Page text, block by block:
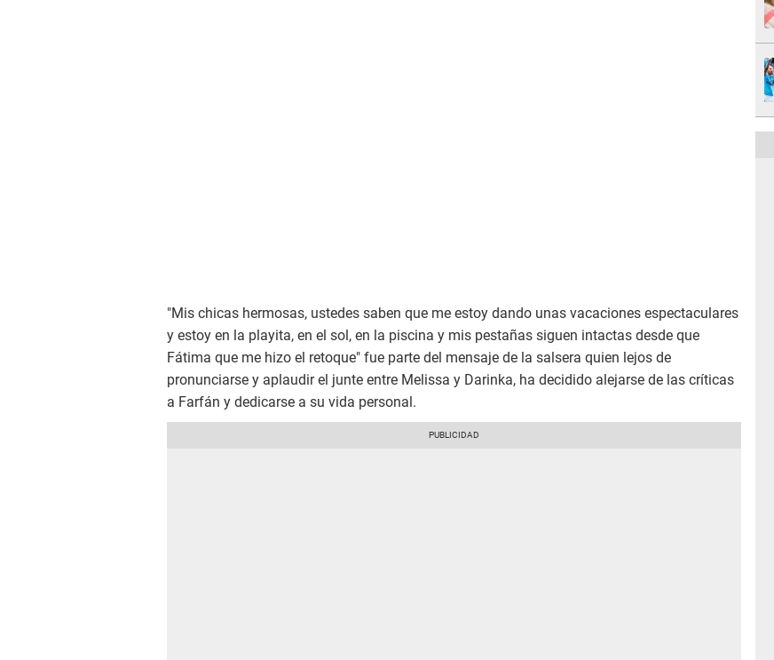
"Mis chicas hermosas, ustedes saben que me estoy dando unas vacaciones espectaculares
y estoy en la playita, en el sol, en la piscina y mis pestañas siguen intactas desde que
Fátima que me hizo el retoque" fue parte del mensaje de la salsera quien lejos de
pronunciarse y aplaudir el junte entre Melissa y Darinka, ha decidido alejarse de las críticas
a Farfán y dedicarse a su vida personal.